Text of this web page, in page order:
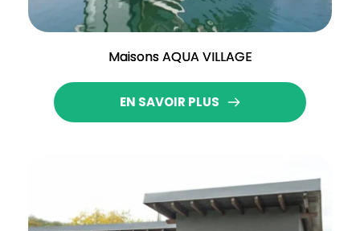
Maisons AQUA VILLAGE
EN SAVOIR PLUS